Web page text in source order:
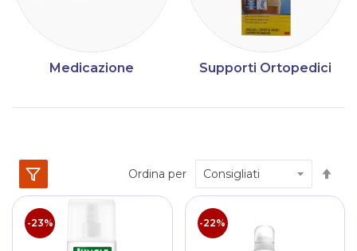
Medicazione Supporti Ortopedici
Ordina per
-23% -22%